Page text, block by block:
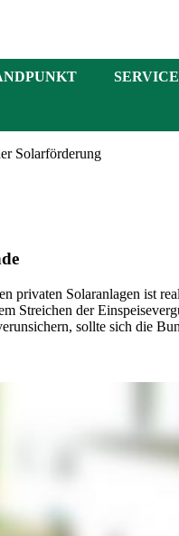
Solarförderung
Solaranlagen ist
Streichen der
sollte sich die